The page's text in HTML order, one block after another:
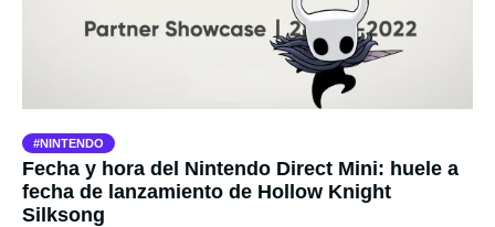
NINTENDO
Fecha y hora del Nintendo Direct Mini: huele a
fecha de lanzamiento de Hollow Knight
Silksong